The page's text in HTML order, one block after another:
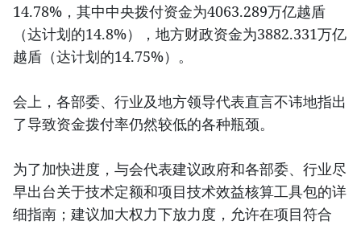
14.78%，其中中央拨付资金为4063.289万亿越盾
（达计划的14.8%），地方财政资金为3882.331万亿
越盾（达计划的14.75%）。
会上，各部委、行业及地方领导代表直言不讳地指出
了导致资金拨付率仍然较低的各种瓶颈。
为了加快进度，与会代表建议政府和各部委、行业尽
早出台关于技术定额和项目技术效益核算工具包的详
细指南；建议加大权力下放力度，允许在项目符合